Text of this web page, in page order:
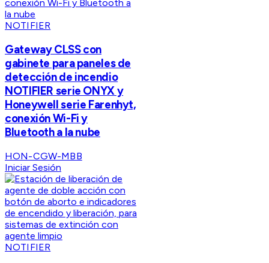
NOTIFIER
Gateway CLSS con
gabinete para paneles de
detección de incendio
NOTIFIER serie ONYX y
Honeywell serie Farenhyt,
conexión Wi-Fi y
Bluetooth a la nube
HON-CGW-MBB
Iniciar Sesión
NOTIFIER